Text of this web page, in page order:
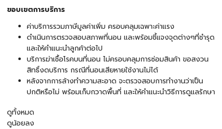
ขอบเขตการบริการ
ค่าบริการรวมภาษีมูลค่าเพิ่ม ครอบคลุมเฉพาะค่าแรง
ดำเนินการตรวจสอบสภาพที่นอน และพร้อมชี้แจงจุดต่างๆที่ชำรุด
และให้คำแนะนำลูกค้าต่อไป
บริการฆ่าเชื้อโรคบนที่นอน ไม่ครอบคลุมการซ่อมสินค้า ขอสงวน
สิทธิ์งดบริการ กรณีที่นอนเสียหายใช้งานไม่ได้
หลังจากการล้างทำความสะอาด จะตรวจสอบการทำงานว่าเป็น
ปกติหรือไม่ พร้อมเก็บกวาดพื้นที่ และให้คำแนะนำวิธีการดูแลรักษา
ดูทั้งหมด
ดูน้อยลง